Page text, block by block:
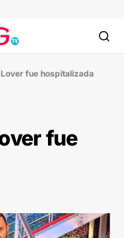
fue hospitalizada
fue